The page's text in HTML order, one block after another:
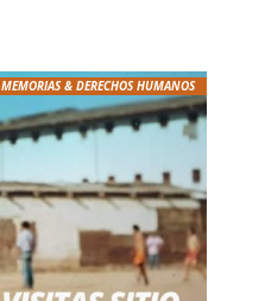
MEMORIAS & DERECHOS HUMANOS